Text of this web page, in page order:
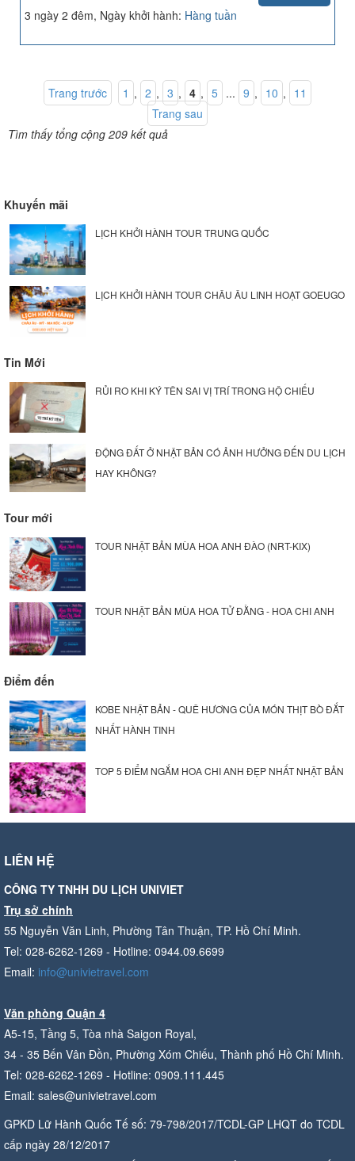
3 ngày 2 đêm, Ngày khởi hành: Hàng tuần
Trang trước 1 , 2 , 3 , 4 , 5 ... 9 , 10 , 11
Trang sau
Tìm thấy tổng cộng 209 kết quả
Khuyến mãi
LỊCH KHỞI HÀNH TOUR TRUNG QUỐC
LỊCH KHỞI HÀNH TOUR CHÂU ÂU LINH HOẠT GOEUGO
Tin Mới
RỦI RO KHI KÝ TÊN SAI VỊ TRÍ TRONG HỘ CHIẾU
ĐỘNG ĐẤT Ở NHẬT BẢN CÓ ẢNH HƯỞNG ĐẾN DU LỊCH
HAY KHÔNG?
Tour mới
TOUR NHẬT BẢN MÙA HOA ANH ĐÀO (NRT-KIX)
TOUR NHẬT BẢN MÙA HOA TỬ ĐẰNG - HOA CHI ANH
Điểm đến
KOBE NHẬT BẢN - QUÊ HƯƠNG CỦA MÓN THỊT BÒ ĐẮT
NHẤT HÀNH TINH
TOP 5 ĐIỂM NGẮM HOA CHI ANH ĐẸP NHẤT NHẬT BẢN
LIÊN HỆ
CÔNG TY TNHH DU LỊCH UNIVIET
Trụ sở chính
55 Nguyễn Văn Linh, Phường Tân Thuận, TP. Hồ Chí Minh.
Tel: 028-6262-1269 - Hotline: 0944.09.6699
Email: info@univietravel.com
Văn phòng Quận 4
A5-15, Tầng 5, Tòa nhà Saigon Royal,
34 - 35 Bến Vân Đồn, Phường Xóm Chiếu, Thành phố Hồ Chí Minh.
Tel: 028-6262-1269 - Hotline: 0909.111.445
Email: sales@univietravel.com
GPKD Lữ Hành Quốc Tế số: 79-798/2017/TCDL-GP LHQT do TCDL
cấp ngày 28/12/2017